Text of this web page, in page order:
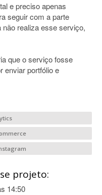
e preciso apenas
seguir com a parte
realiza esse serviço,
que o serviço fosse
enviar portfólio e
projeto:
14:50